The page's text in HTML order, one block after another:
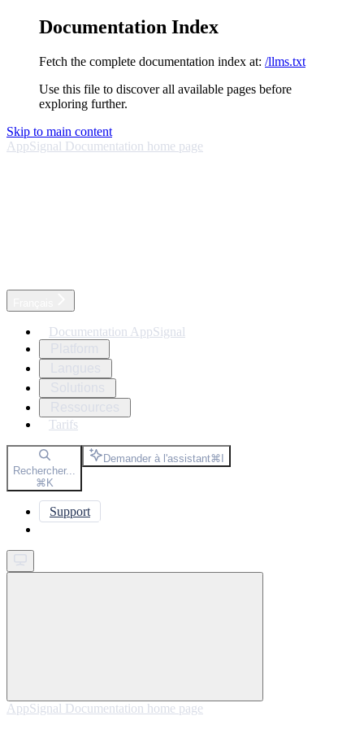
Documentation Index
Fetch the complete documentation index at: /llms.txt
Use this file to discover all available pages before
exploring further.
Skip to main content
AppSignal Documentation home page
Documentation AppSignal
Tarifs
Rechercher...
⌘K
Demander à l'assistant⌘I
Support
AppSignal Documentation home page